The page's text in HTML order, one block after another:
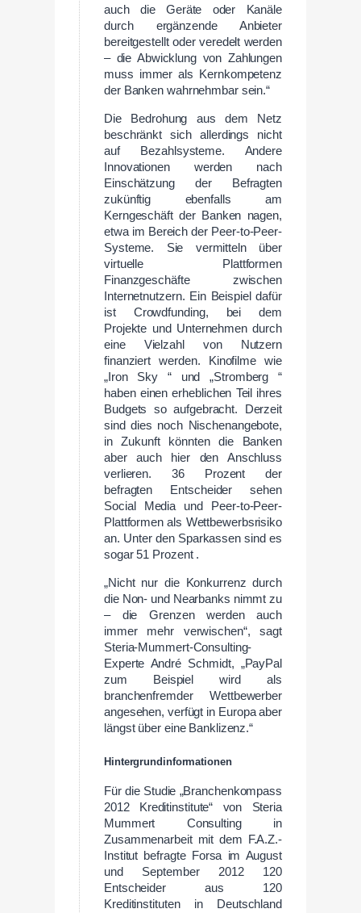
auch die Geräte oder Kanäle
durch ergänzende Anbieter
bereitgestellt oder veredelt werden
– die Abwicklung von Zahlungen
muss immer als Kernkompetenz
der Banken wahrnehmbar sein.“
Die Bedrohung aus dem Netz
beschränkt sich allerdings nicht
auf Bezahlsysteme. Andere
Innovationen werden nach
Einschätzung der Befragten
zukünftig ebenfalls am
Kerngeschäft der Banken nagen,
etwa im Bereich der Peer-to-Peer-
Systeme. Sie vermitteln über
virtuelle Plattformen
Finanzgeschäfte zwischen
Internetnutzern. Ein Beispiel dafür
ist Crowdfunding, bei dem
Projekte und Unternehmen durch
eine Vielzahl von Nutzern
finanziert werden. Kinofilme wie
„Iron Sky “ und „Stromberg “
haben einen erheblichen Teil ihres
Budgets so aufgebracht. Derzeit
sind dies noch Nischenangebote,
in Zukunft könnten die Banken
aber auch hier den Anschluss
verlieren. 36 Prozent der
befragten Entscheider sehen
Social Media und Peer-to-Peer-
Plattformen als Wettbewerbsrisiko
an. Unter den Sparkassen sind es
sogar 51 Prozent .
„Nicht nur die Konkurrenz durch
die Non- und Nearbanks nimmt zu
– die Grenzen werden auch
immer mehr verwischen“, sagt
Steria-Mummert-Consulting-
Experte André Schmidt, „PayPal
zum Beispiel wird als
branchenfremder Wettbewerber
angesehen, verfügt in Europa aber
längst über eine Banklizenz.“
Hintergrundinformationen
Für die Studie „Branchenkompass
2012 Kreditinstitute“ von Steria
Mummert Consulting in
Zusammenarbeit mit dem F.A.Z.-
Institut befragte Forsa im August
und September 2012 120
Entscheider aus 120
Kreditinstituten in Deutschland